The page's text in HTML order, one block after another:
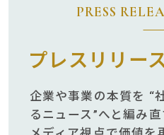
PRESS
プレスリリー
企業や事業の本質を “
るニュース”へと編み直